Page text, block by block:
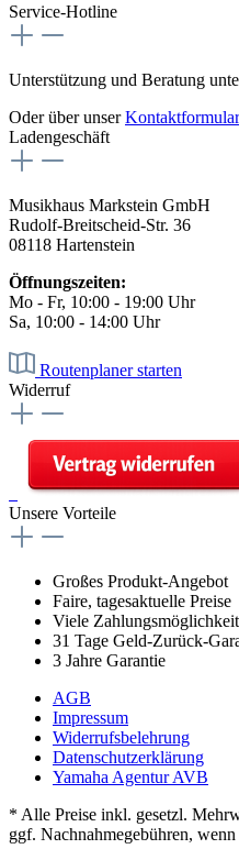
Service-Hotline
Unterstützung und Beratung
Oder über unserKontaktformular
Ladengeschäft
Musikhaus Markstein GmbH
Rudolf-Breitscheid-Str. 36
08118 Hartenstein
Öffnungszeiten:
Mo - Fr, 10:00 - 19:00 Uhr
Sa, 10:00 - 14:00 Uhr
Routenplaner starten
Widerruf
Unsere Vorteile
Großes Produkt-Angebot
Faire, tagesaktuelle Preise
Viele
31 Tage Geld-Zurück-
3 Jahre Garantie
AGB
Impressum
Widerrufsbelehrung
Datenschutzerklärung
Yamaha Agentur AVB
* Alle Preise inkl. gesetzl.
ggf. Nachnahmegebühren,